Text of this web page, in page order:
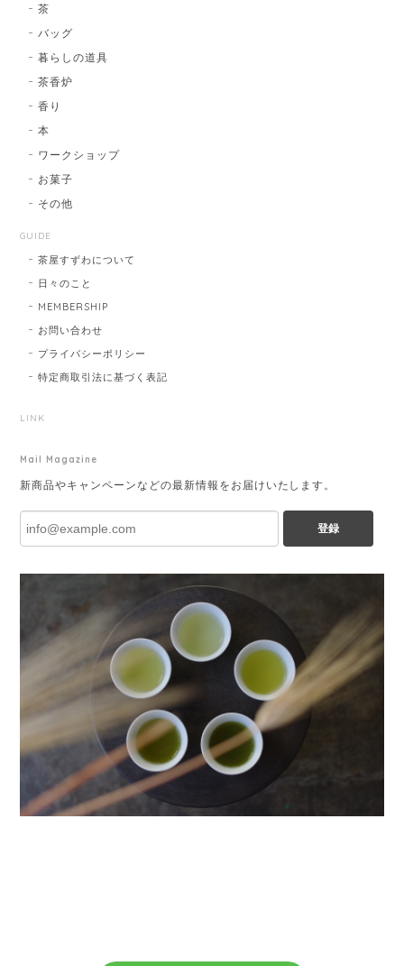
茶
バッグ
暮らしの道具
茶香炉
香り
本
ワークショップ
お菓子
その他
GUIDE
茶屋すずわについて
日々のこと
MEMBERSHIP
お問い合わせ
プライバシーポリシー
特定商取引法に基づく表記
LINK
Mail Magazine
新商品やキャンペーンなどの最新情報をお届けいたします。
登録